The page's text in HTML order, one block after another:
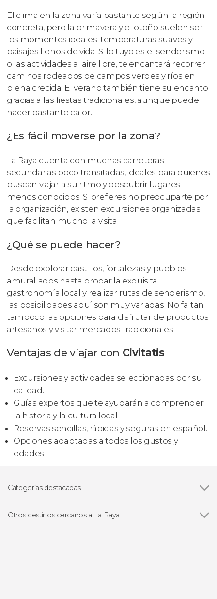
El clima en la zona varía bastante según la región
concreta, pero la primavera y el otoño suelen ser
los momentos ideales: temperaturas suaves y
paisajes llenos de vida. Si lo tuyo es el senderismo
o las actividades al aire libre, te encantará recorrer
caminos rodeados de campos verdes y ríos en
plena crecida. El verano también tiene su encanto
gracias a las fiestas tradicionales, aunque puede
hacer bastante calor.
¿Es fácil moverse por la zona?
La Raya cuenta con muchas carreteras
secundarias poco transitadas, ideales para quienes
buscan viajar a su ritmo y descubrir lugares
menos conocidos. Si prefieres no preocuparte por
la organización, existen excursiones organizadas
que facilitan mucho la visita.
¿Qué se puede hacer?
Desde explorar castillos, fortalezas y pueblos
amurallados hasta probar la exquisita
gastronomía local y realizar rutas de senderismo,
las posibilidades aquí son muy variadas. No faltan
tampoco las opciones para disfrutar de productos
artesanos y visitar mercados tradicionales.
Ventajas de viajar con Civitatis
Excursiones y actividades seleccionadas por su
calidad.
Guías expertos que te ayudarán a comprender
la historia y la cultura local.
Reservas sencillas, rápidas y seguras en español.
Opciones adaptadas a todos los gustos y
edades.
Categorías destacadas
Otros destinos cercanos a La Raya